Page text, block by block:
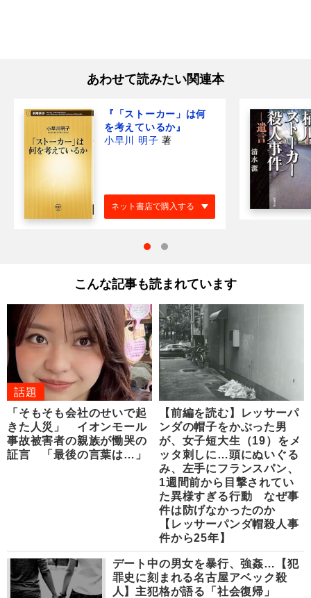
あわせて読みたい関連本
『「ストーカー」は何
を考えているか』
小早川 明子 著
ネット書店で購入する
こんな記事も読まれています
話題
「そもそも会社のせいで起
きた人災」 イオンモール
事故被害者の親族が慟哭の
証言 「最後の言葉は…」
【前編を読む】レッサーパ
ンダの帽子をかぶった男
が、女子短大生（19）をメ
ッタ刺しに…頭にぬいぐる
み、左手にフランスパン、
1週間前から目撃されてい
た異様すぎる行動 なぜ事
件は防げなかったのか
【レッサーパンダ帽殺人事
件から25年】
デート中の男女を暴行、強姦…【犯
罪史に刻まれる名古屋アベック殺
人】主犯格が語る「社会復帰」